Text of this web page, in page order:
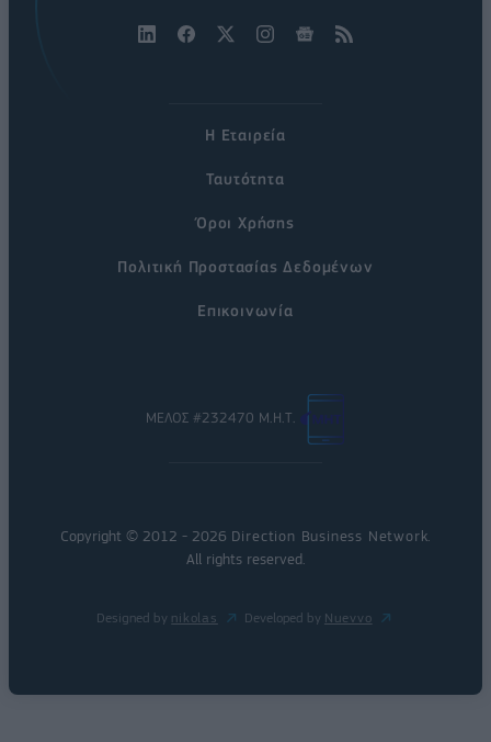
Η Εταιρεία
Ταυτότητα
Όροι Χρήσης
Πολιτική Προστασίας Δεδομένων
Επικοινωνία
ΜΕΛΟΣ #232470 Μ.Η.Τ.
Copyright © 2012 - 2026 Direction Business Network.
All rights reserved.
Designed by nikolas Developed by Nuevvo